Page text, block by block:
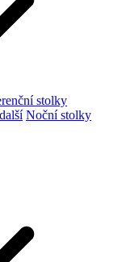
stolky
Noční stolky